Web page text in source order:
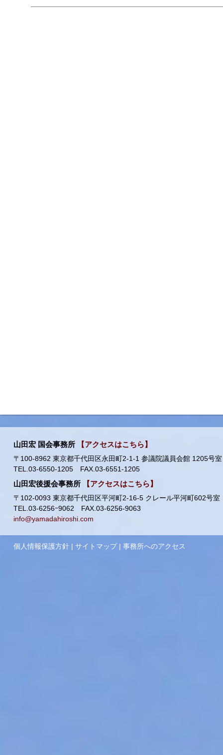
山田宏 国会事務所 【アクセスはこちら】
〒100-8962 東京都千代田区永田町2-1-1 参議院議員会館 1205号室
TEL.03-6550-1205 FAX.03-6551-1205
山田宏後援会事務所 【アクセスはこちら】
〒102-0093 東京都千代田区平河町2-16-5 クレール平河町602号室
TEL.03-6256ｰ9062 FAX.03-6256-9063
info@yamadahiroshi.com
個人情報保護方針 |サイトマップ |事務所へのアクセス